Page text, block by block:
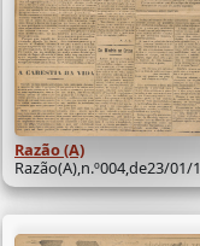
Razão (A)
Razão(A),n.º004,de23/01/